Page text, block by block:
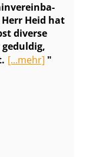
Heid hat
diverse
[...mehr]